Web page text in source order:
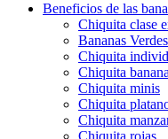
Beneficios de las
Chiquita clase
Bananas
Chiquita
Chiquita
Chiquita minis
Chiquita
Chiquita
Chiquita rojas